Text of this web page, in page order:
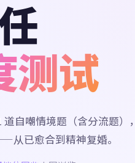
测试
自嘲情境题（含分流题）
从已愈合到精神复婚。